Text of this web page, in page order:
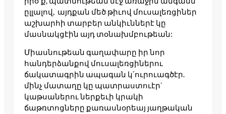
ըլլալով, այդքան մեծ թիւով մուսալեռցիներ
աշխարհի տարբեր անկիւններէ կը
մասնակցէին այդ տօնախմբութեան:
Միասնութեան գաղափարը իր նոր
հանդերձանքով մուսալեռցիներու
ճակատագրին ապագան կ՛ուրուագծէր.
մինչ մատաղը կը պատրաստուէր`
կաթսաներու ներքեւի կրակի
ճաթռտոցները քառասնօրեայ յաղթական